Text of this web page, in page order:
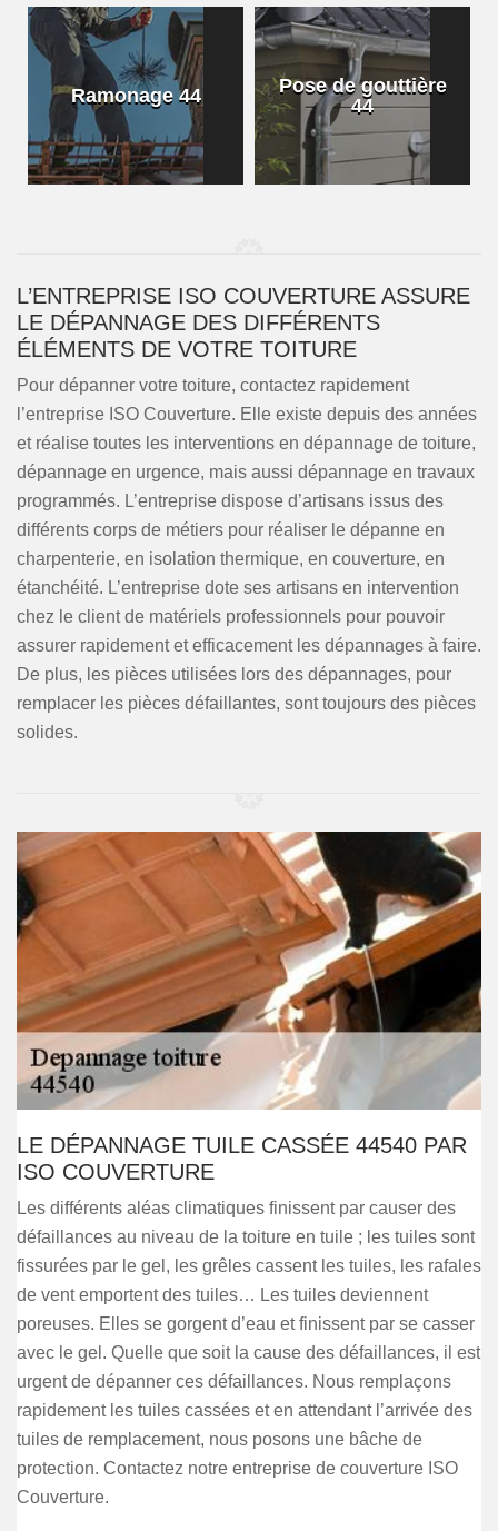
Ramonage 44
Pose de gouttière
44
L’ENTREPRISE ISO COUVERTURE ASSURE
LE DÉPANNAGE DES DIFFÉRENTS
ÉLÉMENTS DE VOTRE TOITURE
Pour dépanner votre toiture, contactez rapidement
l’entreprise ISO Couverture. Elle existe depuis des années
et réalise toutes les interventions en dépannage de toiture,
dépannage en urgence, mais aussi dépannage en travaux
programmés. L’entreprise dispose d’artisans issus des
différents corps de métiers pour réaliser le dépanne en
charpenterie, en isolation thermique, en couverture, en
étanchéité. L’entreprise dote ses artisans en intervention
chez le client de matériels professionnels pour pouvoir
assurer rapidement et efficacement les dépannages à faire.
De plus, les pièces utilisées lors des dépannages, pour
remplacer les pièces défaillantes, sont toujours des pièces
solides.
LE DÉPANNAGE TUILE CASSÉE 44540 PAR
ISO COUVERTURE
Les différents aléas climatiques finissent par causer des
défaillances au niveau de la toiture en tuile ; les tuiles sont
fissurées par le gel, les grêles cassent les tuiles, les rafales
de vent emportent des tuiles… Les tuiles deviennent
poreuses. Elles se gorgent d’eau et finissent par se casser
avec le gel. Quelle que soit la cause des défaillances, il est
urgent de dépanner ces défaillances. Nous remplaçons
rapidement les tuiles cassées et en attendant l’arrivée des
tuiles de remplacement, nous posons une bâche de
protection. Contactez notre entreprise de couverture ISO
Couverture.